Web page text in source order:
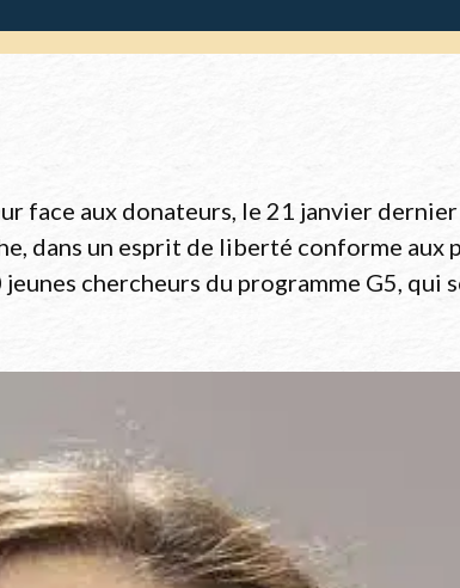
face aux donateurs, le 21 janvier dernier
dans un esprit de liberté conforme aux
chercheurs du programme G5, qui